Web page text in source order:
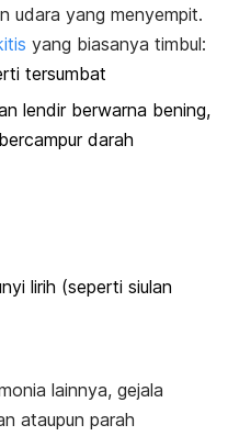
udara yang menyempit.
yang biasanya timbul:
tersumbat
lendir berwarna bening,
darah
lirih (seperti siulan
lainnya, gejala
ataupun parah